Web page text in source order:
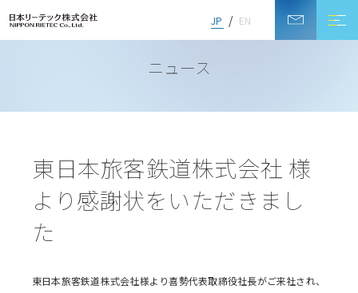
JP EN
ニュース
東日本旅客鉄道株式会社 様
より感謝状をいただきまし
た
東日本旅客鉄道株式会社様より喜勢代表取締役社長がご来社され、